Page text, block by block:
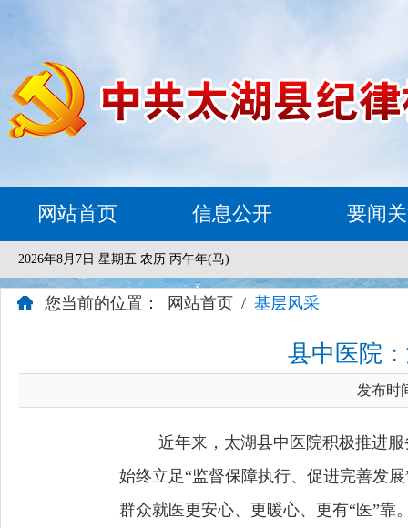
网站首页 信息公开 要闻
2026年8月7日 星期五 农历 丙午年(马)
您当前的位置： 网站首页 / 基层风采
县中医院
发布时
近年来，太湖县中医院积极推进
始终立足“监督保障执行、促进完善发
群众就医更安心、更暖心、更有“医”靠